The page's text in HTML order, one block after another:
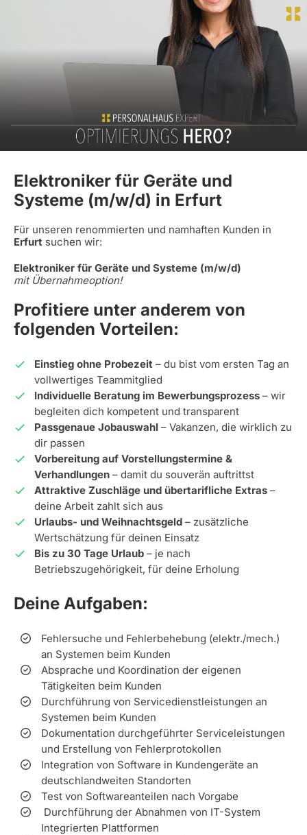
Elektroniker für Geräte und
Systeme (m/w/d) in Erfurt
Für unseren renommierten und namhaften Kunden in
Erfurt suchen wir:
Elektroniker für Geräte und Systeme (m/w/d)
mit Übernahmeoption!
Profitiere unter anderem von
folgenden Vorteilen:
Einstieg ohne Probezeit – du bist vom ersten Tag an
vollwertiges Teammitglied
Individuelle Beratung im Bewerbungsprozess – wir
begleiten dich kompetent und transparent
Passgenaue Jobauswahl – Vakanzen, die wirklich zu
dir passen
Vorbereitung auf Vorstellungstermine &
Verhandlungen – damit du souverän auftrittst
Attraktive Zuschläge und übertarifliche Extras –
deine Arbeit zahlt sich aus
Urlaubs- und Weihnachtsgeld – zusätzliche
Wertschätzung für deinen Einsatz
Bis zu 30 Tage Urlaub – je nach
Betriebszugehörigkeit, für deine Erholung
Deine Aufgaben:
Fehlersuche und Fehlerbehebung (elektr./mech.)
an Systemen beim Kunden
Absprache und Koordination der eigenen
Tätigkeiten beim Kunden
Durchführung von Servicedienstleistungen an
Systemen beim Kunden
Dokumentation durchgeführter Serviceleistungen
und Erstellung von Fehlerprotokollen
Integration von Software in Kundengeräte an
deutschlandweiten Standorten
Test von Softwareanteilen nach Vorgabe
Durchführung der Abnahmen von IT-System
Integrierten Plattformen